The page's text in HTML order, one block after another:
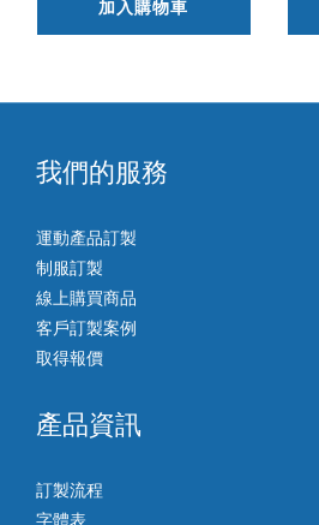
加入購物車
我們的服務
運動產品訂製
制服訂製
線上購買商品
客戶訂製案例
取得報價
產品資訊
訂製流程
字體表